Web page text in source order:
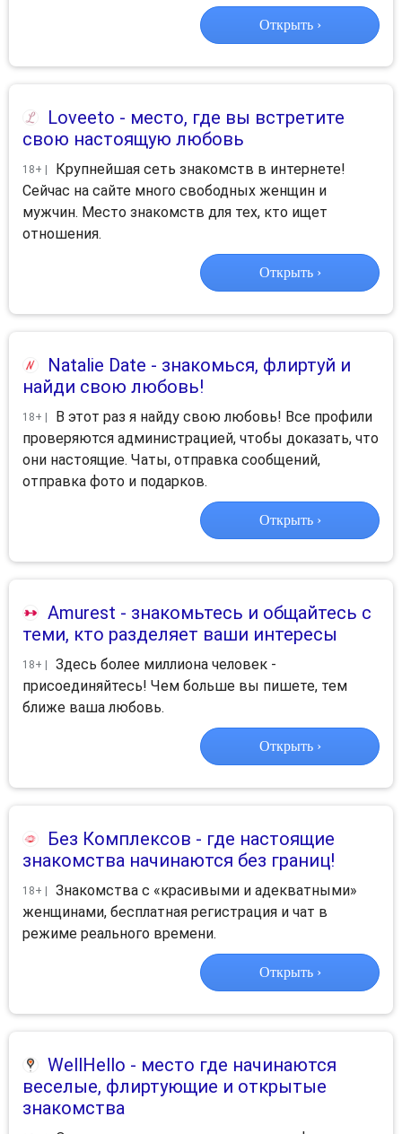
Открыть ›
Loveeto - место, где вы встретите
свою настоящую любовь
18+ |
Крупнейшая сеть знакомств в интернете!
Сейчас на сайте много свободных женщин и
мужчин. Место знакомств для тех, кто ищет
отношения.
Открыть ›
Natalie Date - знакомься, флиртуй и
найди свою любовь!
18+ |
В этот раз я найду свою любовь! Все профили
проверяются администрацией, чтобы доказать, что
они настоящие. Чаты, отправка сообщений,
отправка фото и подарков.
Открыть ›
Amurest - знакомьтесь и общайтесь с
теми, кто разделяет ваши интересы
18+ |
Здесь более миллиона человек -
присоединяйтесь! Чем больше вы пишете, тем
ближе ваша любовь.
Открыть ›
Без Комплексов - где настоящие
знакомства начинаются без границ!
18+ |
Знакомства с «красивыми и адекватными»
женщинами, бесплатная регистрация и чат в
режиме реального времени.
Открыть ›
WellHello - место где начинаются
веселые, флиртующие и открытые
знакомства